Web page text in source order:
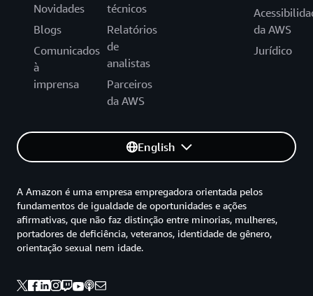
Novidades
Blogs
Comunicados
à
imprensa
técnicos
Relatórios
de
analistas
Parceiros
da AWS
da AWS
Jurídico
English
A Amazon é uma empresa empregadora orientada pelos
fundamentos de igualdade de oportunidades e ações
afirmativas, que não faz distinção entre minorias, mulheres,
portadores de deficiência, veteranos, identidade de gênero,
orientação sexual nem idade.